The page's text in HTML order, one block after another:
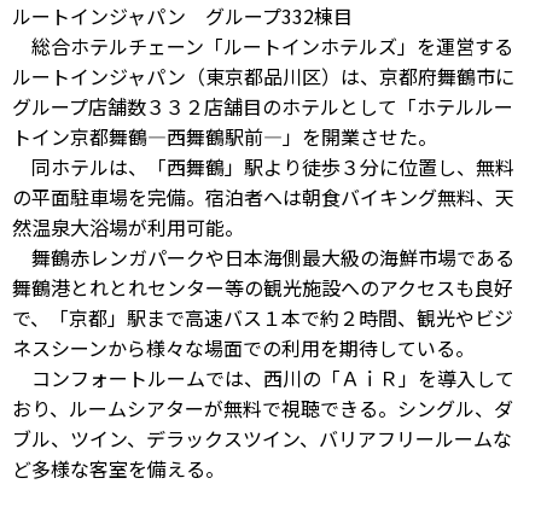
ルートインジャパン グループ332棟目
総合ホテルチェーン「ルートインホテルズ」を運営する
ルートインジャパン（東京都品川区）は、京都府舞鶴市に
グループ店舗数３３２店舗目のホテルとして「ホテルルー
トイン京都舞鶴―西舞鶴駅前―」を開業させた。
同ホテルは、「西舞鶴」駅より徒歩３分に位置し、無料
の平面駐車場を完備。宿泊者へは朝食バイキング無料、天
然温泉大浴場が利用可能。
舞鶴赤レンガパークや日本海側最大級の海鮮市場である
舞鶴港とれとれセンター等の観光施設へのアクセスも良好
で、「京都」駅まで高速バス１本で約２時間、観光やビジ
ネスシーンから様々な場面での利用を期待している。
コンフォートルームでは、西川の「ＡｉＲ」を導入して
おり、ルームシアターが無料で視聴できる。シングル、ダ
ブル、ツイン、デラックスツイン、バリアフリールームな
ど多様な客室を備える。